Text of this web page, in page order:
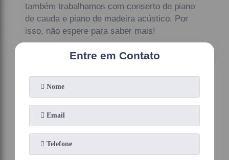
também trabalhamos com conserto de piano
de cauda e piano de madeira acústico. Por
isso, não espere para saber mais!
Entre em Contato